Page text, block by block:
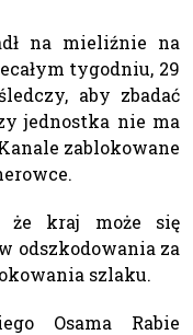
na mieliźnie na
tygodniu, 29
aby zbadać
jednostka nie ma
zablokowane
że kraj może się
odszkodowania za
szlaku.
Osama Rabie